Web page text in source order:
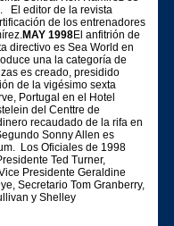
El editor de la revista
de los entrenadores
MAY 1998El anfitrión de
directivo es Sea World en
una la categoría de
es creado, presidido
de la vigésimo sexta
Portugal en el Hotel
del Centtre de
recaudado de la rifa en
Sonny Allen es
Los Oficiales de 1998
Ted Turner,
Presidente Geraldine
Secretario Tom Granberry,
y Shelley